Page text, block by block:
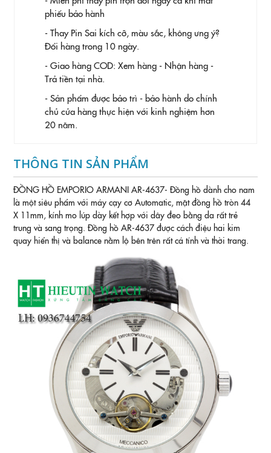
phiếu bảo hành
- Thay Pin Sai kích cỡ, màu sắc, không ưng ý?
Đổi hàng trong 10 ngày.
- Giao hàng COD: Xem hàng - Nhận hàng -
Trả tiền tại nhà.
- Sản phẩm được bảo trì - bảo hành do chính
chủ cửa hàng thực hiện với kinh nghiệm hơn
20 năm.
THÔNG TIN SẢN PHẨM
ĐỒNG HỒ EMPORIO ARMANI AR-4637- Đồng hồ dành cho nam
là một siêu phẩm với máy cạy cơ Automatic, mặt đồng hồ tròn 44
X 11mm, kính mo lúp dày kết hợp với dây đeo bằng da rất trẻ
trung và sang trọng. Đồng hồ AR-4637 được cách điệu hai kim
quay hiển thị và balance nằm lộ bên trên rất cá tính và thời trang.